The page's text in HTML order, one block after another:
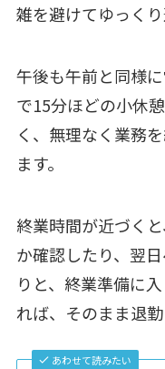
雑を避けてゆっく
午後も午前と同様
で15分ほどの小休
く、無理なく業務
ます。
終業時間が近づく
か確認したり、翌
りと、終業準備に
れば、そのまま退勤
あわせて読みたい